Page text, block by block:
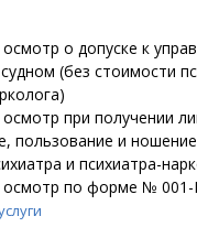
о допуске к
(без стоимости
при получении
пользование и
и психиатра-
осмотр по форме № 001-